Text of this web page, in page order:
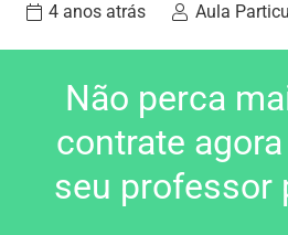
4 anos atrás Aula
Não perca
contrate
seu professor